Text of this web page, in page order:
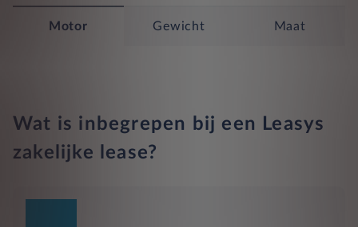
Motor Gewicht Maat
Wat is inbegrepen bij een Leasys
zakelijke lease?